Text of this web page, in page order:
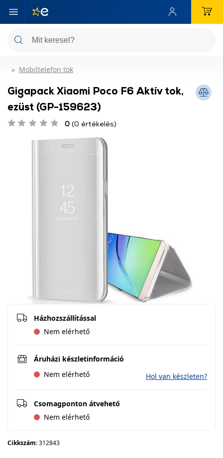
Mobiltelefon tok
Gigapack Xiaomi Poco F6 Aktív tok,
ezüst (GP-159623)
0 (0 értékelés)
Házhozszállítással
Nem elérhető
Áruházi készletinformáció
Nem elérhető
Hol van készleten?
Csomagponton átvehető
Nem elérhető
Cikkszám:312843